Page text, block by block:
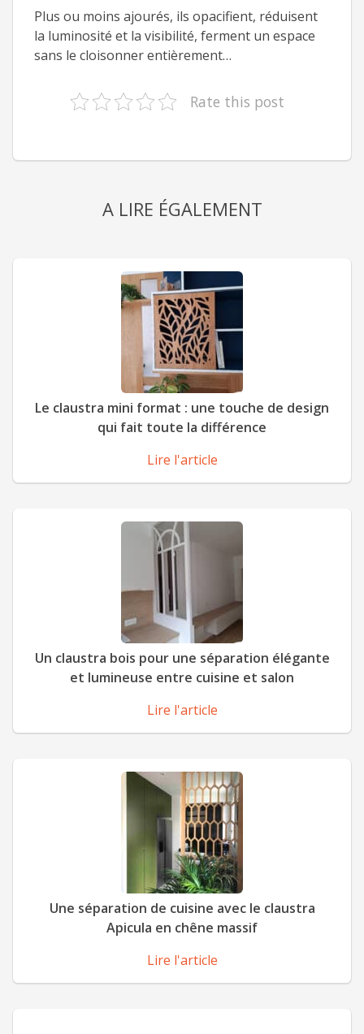
Plus ou moins ajourés, ils opacifient, réduisent
la luminosité et la visibilité, ferment un espace
sans le cloisonner entièrement…
Rate this post
A LIRE ÉGALEMENT
Le claustra mini format : une touche de design
qui fait toute la différence
Lire l'article
Un claustra bois pour une séparation élégante
et lumineuse entre cuisine et salon
Lire l'article
Une séparation de cuisine avec le claustra
Apicula en chêne massif
Lire l'article